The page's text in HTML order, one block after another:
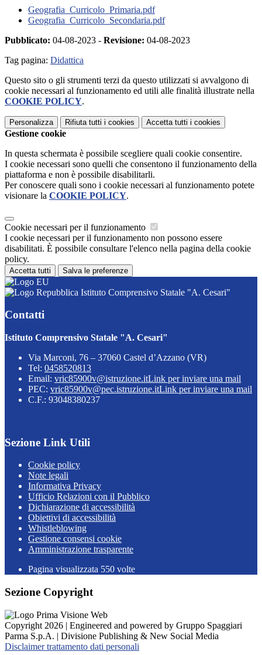
Geografia_Curricolo_Primaria.pdf
Geografia_Curricolo_Secondaria.pdf
Pubblicato: 04-08-2023 - Revisione: 04-08-2023
Tag pagina: Didattica
Questo sito o gli strumenti terzi da questo utilizzati si avvalgono di
cookie necessari al funzionamento ed utili alle finalità illustrate nella
COOKIE POLICY.
Personalizza Rifiuta tutti i cookies Accetta tutti i cookies
Gestione cookie
In questa schermata è possibile scegliere quali cookie consentire.
I cookie necessari sono quelli che consentono il funzionamento della
piattaforma e non è possibile disabilitarli.
Per conoscere quali sono i cookie necessari al funzionamento potete
visionare la COOKIE POLICY.
Cookie necessari per il funzionamento
I cookie necessari per il funzionamento non possono essere
disabilitati. È possibile consultare l'elenco nella pagina della cookie
policy.
Accetta tutti Salva le preferenze
Istituto Comprensivo Statale "A. Cesari"
Contatti
Istituto Comprensivo Statale "A. Cesari"
Via Marconi, 76 – 37060 Castel d’Azzano (VR)
Tel: 0458520813
Email: vric85900v@istruzione.itLink per inviare una mail
PEC: vric85900v@pec.istruzione.itLink per inviare una mail
C.F.: 93048380237
Sezione Link Utili
Cookie policy
Note legali
Informativa Privacy
Ufficio Relazioni con il Pubblico
Dichiarazione di accessibilità
Obiettivi di accessibilità
Whistleblowing
Gestione consensi cookie
Amministrazione trasparente
Pagina visualizzata 550 volte
Sezione Copyright
Copyright 2026 | Engineered and powered by Gruppo Spaggiari
Parma S.p.A. | Divisione Publishing & New Social Media
Disclaimer trattamento dati personali